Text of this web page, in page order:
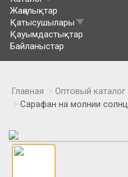
Жаңалықтар
Қатысушылары
Қауымдастықтар
Байланыстар
Главная Оптовый каталог
Сарафан на молнии